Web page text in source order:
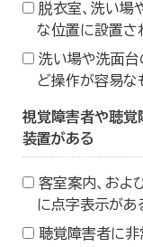
脱衣室、洗い場
な位置に設置さ
洗い場や洗面台
ど操作が容易な
視覚障害者や聴覚
装置がある
客室案内、およ
に点字表示があ
聴覚障害者に非